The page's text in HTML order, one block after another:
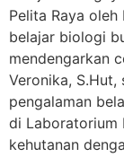
Pelita Raya oleh
belajar biologi
mendengarkan
Veronika,
pengalaman
di Laboratorium
kehutanan